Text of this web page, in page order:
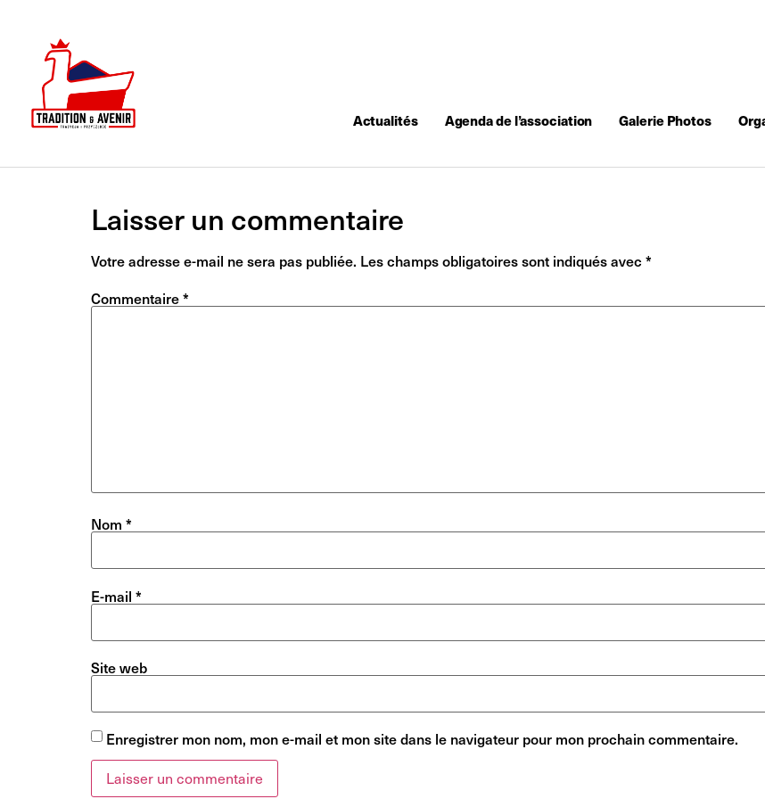
Actualités Agenda de l’association Galerie Photos
Laisser un commentaire
Votre adresse e-mail ne sera pas publiée. Les champs obligatoires sont indiqués avec *
Commentaire*
Nom *
E-mail *
Site web
Enregistrer mon nom, mon e-mail et mon site dans le navigateur pour mon prochain commentaire.